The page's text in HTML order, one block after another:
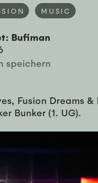
MUSIC
Bufiman
speichern
Fusion Dreams &
Bunker (1. UG).